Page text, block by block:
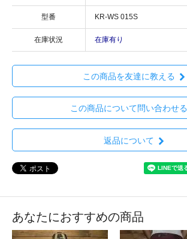
型番 KR-WS 015S
在庫状況 在庫有り
この商品を友達に教える
この商品について問い合わせる
返品について
あなたにおすすめの商品